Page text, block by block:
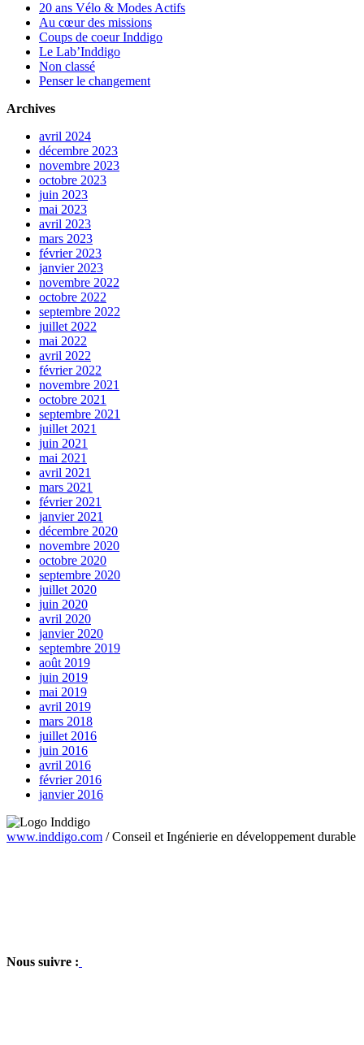
20 ans Vélo & Modes Actifs
Au cœur des missions
Coups de coeur Inddigo
Le Lab’Inddigo
Non classé
Penser le changement
Archives
avril 2024
décembre 2023
novembre 2023
octobre 2023
juin 2023
mai 2023
avril 2023
mars 2023
février 2023
janvier 2023
novembre 2022
octobre 2022
septembre 2022
juillet 2022
mai 2022
avril 2022
février 2022
novembre 2021
octobre 2021
septembre 2021
juillet 2021
juin 2021
mai 2021
avril 2021
mars 2021
février 2021
janvier 2021
décembre 2020
novembre 2020
octobre 2020
septembre 2020
juillet 2020
juin 2020
avril 2020
janvier 2020
septembre 2019
août 2019
juin 2019
mai 2019
avril 2019
mars 2018
juillet 2016
juin 2016
avril 2016
février 2016
janvier 2016
www.inddigo.com /Conseil et Ingénierie en développement durable
Nous suivre :